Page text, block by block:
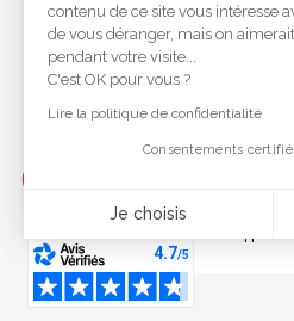
Votrepérinée est
contenu de ce site vous intéresse
de vous déranger, mais on
pendant votre visite...
C'est OK pour vous ?
Lire la politique de confidentialité
Consentements
Je choisis
Axeptio consent
Plateforme de Gestion du
Notre plateforme vous permet